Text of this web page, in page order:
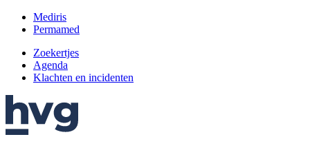
Mediris
Permamed
Zoekertjes
Agenda
Klachten en incidenten